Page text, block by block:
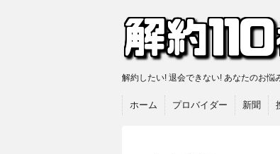
解約したい! 退会できない! あなたのお悩
ホーム プロバイダー 新聞